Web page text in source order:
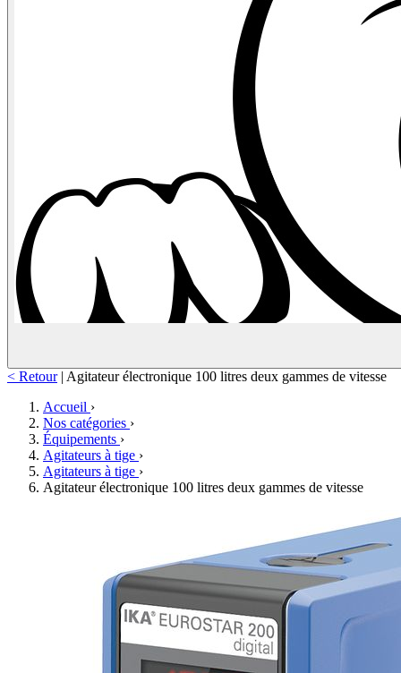
< Retour | Agitateur électronique 100 litres deux gammes de vitesse
Accueil ›
Nos catégories ›
Équipements ›
Agitateurs à tige ›
Agitateurs à tige ›
Agitateur électronique 100 litres deux gammes de vitesse